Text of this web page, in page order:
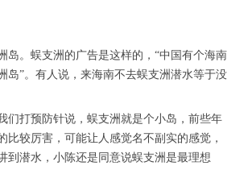
岛。蜈支洲的广告是这样的，“中国有个海南
岛”。有人说，来海南不去蜈支洲潜水等于没
们打预防针说，蜈支洲就是个小岛，前些年
比较厉害，可能让人感觉名不副实的感觉，
到潜水，小陈还是同意说蜈支洲是最理想